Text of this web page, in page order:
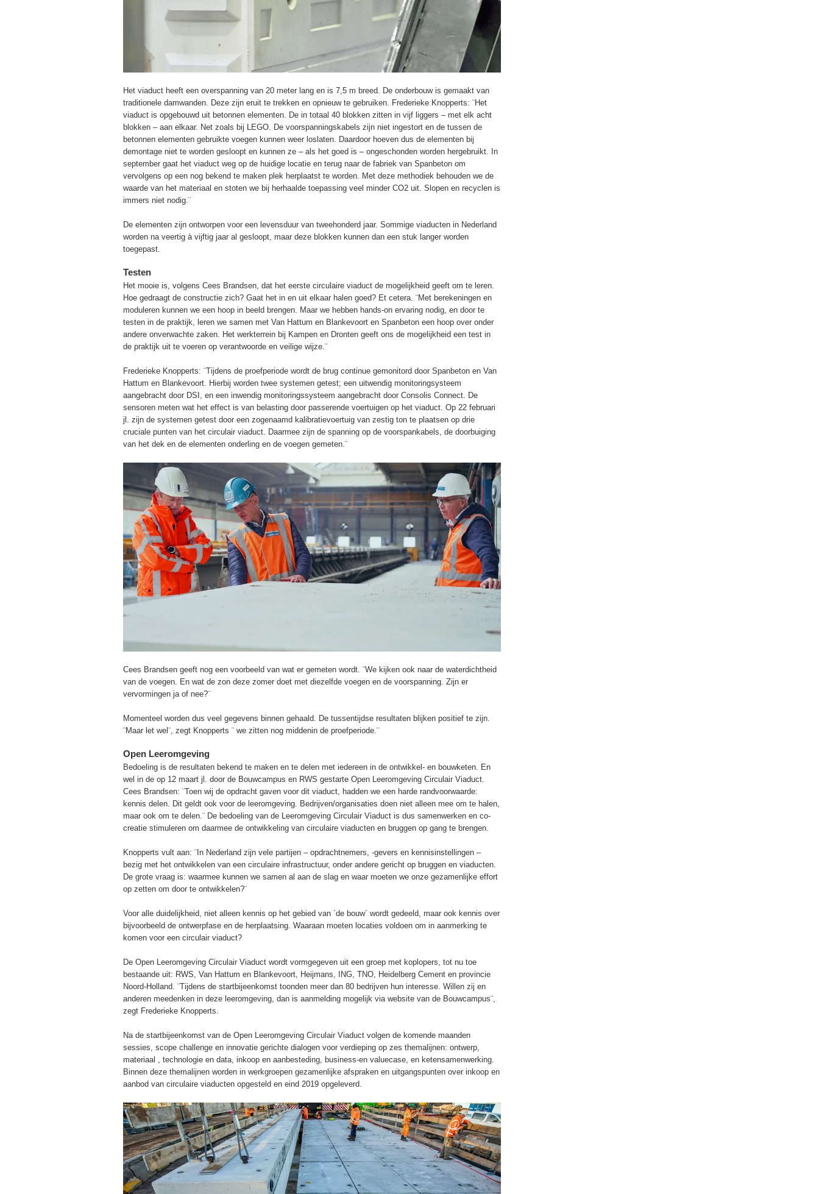
Het viaduct heeft een overspanning van 20 meter lang en is 7,5 m breed. De onderbouw is gemaakt van
traditionele damwanden. Deze zijn eruit te trekken en opnieuw te gebruiken. Frederieke Knopperts: ¨Het
viaduct is opgebouwd uit betonnen elementen. De in totaal 40 blokken zitten in vijf liggers – met elk acht
blokken – aan elkaar. Net zoals bij LEGO. De voorspanningskabels zijn niet ingestort en de tussen de
betonnen elementen gebruikte voegen kunnen weer loslaten. Daardoor hoeven dus de elementen bij
demontage niet te worden gesloopt en kunnen ze – als het goed is – ongeschonden worden hergebruikt. In
september gaat het viaduct weg op de huidige locatie en terug naar de fabriek van Spanbeton om
vervolgens op een nog bekend te maken plek herplaatst te worden. Met deze methodiek behouden we de
waarde van het materiaal en stoten we bij herhaalde toepassing veel minder CO2 uit. Slopen en recyclen is
immers niet nodig.¨
De elementen zijn ontworpen voor een levensduur van tweehonderd jaar. Sommige viaducten in Nederland
worden na veertig à vijftig jaar al gesloopt, maar deze blokken kunnen dan een stuk langer worden
toegepast.
Testen
Het mooie is, volgens Cees Brandsen, dat het eerste circulaire viaduct de mogelijkheid geeft om te leren.
Hoe gedraagt de constructie zich? Gaat het in en uit elkaar halen goed? Et cetera. ¨Met berekeningen en
moduleren kunnen we een hoop in beeld brengen. Maar we hebben hands-on ervaring nodig, en door te
testen in de praktijk, leren we samen met Van Hattum en Blankevoort en Spanbeton een hoop over onder
andere onverwachte zaken. Het werkterrein bij Kampen en Dronten geeft ons de mogelijkheid een test in
de praktijk uit te voeren op verantwoorde en veilige wijze.¨
Frederieke Knopperts: ¨Tijdens de proefperiode wordt de brug continue gemonitord door Spanbeton en Van
Hattum en Blankevoort. Hierbij worden twee systemen getest; een uitwendig monitoringsysteem
aangebracht door DSI, en een inwendig monitoringssysteem aangebracht door Consolis Connect. De
sensoren meten wat het effect is van belasting door passerende voertuigen op het viaduct. Op 22 februari
jl. zijn de systemen getest door een zogenaamd kalibratievoertuig van zestig ton te plaatsen op drie
cruciale punten van het circulair viaduct. Daarmee zijn de spanning op de voorspankabels, de doorbuiging
van het dek en de elementen onderling en de voegen gemeten.¨
Cees Brandsen geeft nog een voorbeeld van wat er gemeten wordt. ¨We kijken ook naar de waterdichtheid
van de voegen. En wat de zon deze zomer doet met diezelfde voegen en de voorspanning. Zijn er
vervormingen ja of nee?¨
Momenteel worden dus veel gegevens binnen gehaald. De tussentijdse resultaten blijken positief te zijn.
¨Maar let wel¨, zegt Knopperts ¨ we zitten nog middenin de proefperiode.¨
Open Leeromgeving
Bedoeling is de resultaten bekend te maken en te delen met iedereen in de ontwikkel- en bouwketen. En
wel in de op 12 maart jl. door de Bouwcampus en RWS gestarte Open Leeromgeving Circulair Viaduct.
Cees Brandsen: ¨Toen wij de opdracht gaven voor dit viaduct, hadden we een harde randvoorwaarde:
kennis delen. Dit geldt ook voor de leeromgeving. Bedrijven/organisaties doen niet alleen mee om te halen,
maar ook om te delen.¨ De bedoeling van de Leeromgeving Circulair Viaduct is dus samenwerken en co-
creatie stimuleren om daarmee de ontwikkeling van circulaire viaducten en bruggen op gang te brengen.
Knopperts vult aan: ¨In Nederland zijn vele partijen – opdrachtnemers, -gevers en kennisinstellingen –
bezig met het ontwikkelen van een circulaire infrastructuur, onder andere gericht op bruggen en viaducten.
De grote vraag is: waarmee kunnen we samen al aan de slag en waar moeten we onze gezamenlijke effort
op zetten om door te ontwikkelen?¨
Voor alle duidelijkheid, niet alleen kennis op het gebied van ´de bouw´ wordt gedeeld, maar ook kennis over
bijvoorbeeld de ontwerpfase en de herplaatsing. Waaraan moeten locaties voldoen om in aanmerking te
komen voor een circulair viaduct?
De Open Leeromgeving Circulair Viaduct wordt vormgegeven uit een groep met koplopers, tot nu toe
bestaande uit: RWS, Van Hattum en Blankevoort, Heijmans, ING, TNO, Heidelberg Cement en provincie
Noord-Holland. ¨Tijdens de startbijeenkomst toonden meer dan 80 bedrijven hun interesse. Willen zij en
anderen meedenken in deze leeromgeving, dan is aanmelding mogelijk via website van de Bouwcampus¨,
zegt Frederieke Knopperts.
Na de startbijeenkomst van de Open Leeromgeving Circulair Viaduct volgen de komende maanden
sessies, scope challenge en innovatie gerichte dialogen voor verdieping op zes themalijnen: ontwerp,
materiaal , technologie en data, inkoop en aanbesteding, business-en valuecase, en ketensamenwerking.
Binnen deze themalijnen worden in werkgroepen gezamenlijke afspraken en uitgangspunten over inkoop en
aanbod van circulaire viaducten opgesteld en eind 2019 opgeleverd.